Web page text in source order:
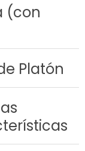
(con
Platón